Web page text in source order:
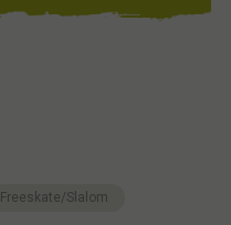
Freeskate/Slalom